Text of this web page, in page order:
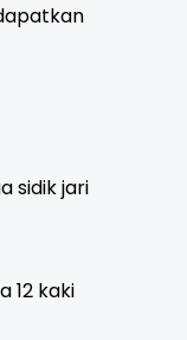
sidik jari
12 kaki